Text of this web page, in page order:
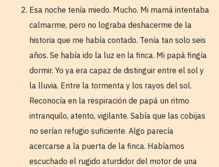
Esa noche tenía miedo. Mucho. Mi mamá intentaba
calmarme, pero no lograba deshacerme de la
historia que me había contado. Tenía tan solo seis
años. Se había ido la luz en la finca. Mi papá fingía
dormir. Yo ya era capaz de distinguir entre el sol y
la lluvia. Entre la tormenta y los rayos del sol.
Reconocía en la respiración de papá un ritmo
intranquilo, atento, vigilante. Sabía que las cobijas
no serían refugio suficiente. Algo parecía
acercarse a la puerta de la finca. Habíamos
escuchado el rugido aturdidor del motor de una